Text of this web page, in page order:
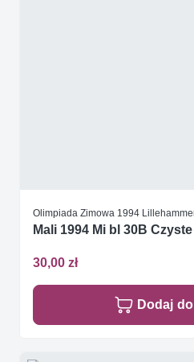
Olimpiada Zimowa 1994
Mali 1994 Mi bl 30B
30,00 zł
Dodaj